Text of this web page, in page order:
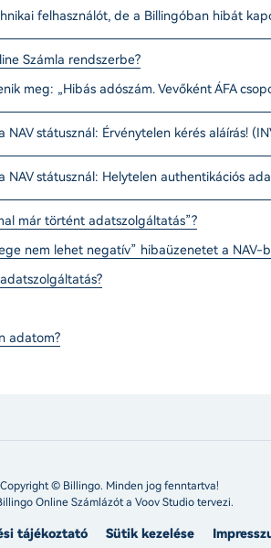
felhasználót, de a Billingóban hibát
Számla rendszerbe?
meg: „Hibás adószám. Vevőként ÁFA
státusznál: Érvénytelen kérés aláírás!
státusznál: Helytelen authentikációs
már történt adatszolgáltatás”?
nem lehet negatív” hibaüzenetet a NAV-
adatom?
Copyright © Billingo. Minden jog fenntartva!
Online Számlázót a Voov Studio tervezi.
tájékoztató Sütik kezelése